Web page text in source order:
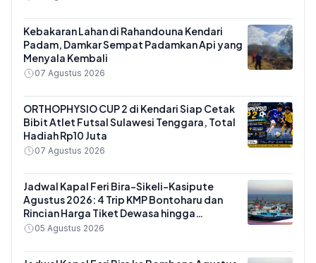
Kebakaran Lahan di Rahandouna Kendari
Padam, Damkar Sempat Padamkan Api yang
Menyala Kembali
07 Agustus 2026
ORTHOPHYSIO CUP 2 di Kendari Siap Cetak
Bibit Atlet Futsal Sulawesi Tenggara, Total
Hadiah Rp10 Juta
07 Agustus 2026
Jadwal Kapal Feri Bira-Sikeli-Kasipute
Agustus 2026: 4 Trip KMP Bontoharu dan
Rincian Harga Tiket Dewasa hingga
Kendaraan Golongan IX
05 Agustus 2026